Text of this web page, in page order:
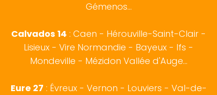
Gémenos...
Calvados 14 : Caen - Hérouville-Saint-Clair -
Lisieux - Vire Normandie - Bayeux - Ifs -
Mondeville - Mézidon Vallée d'Auge...
Eure 27 : Évreux- Vernon - Louviers - Val-de-